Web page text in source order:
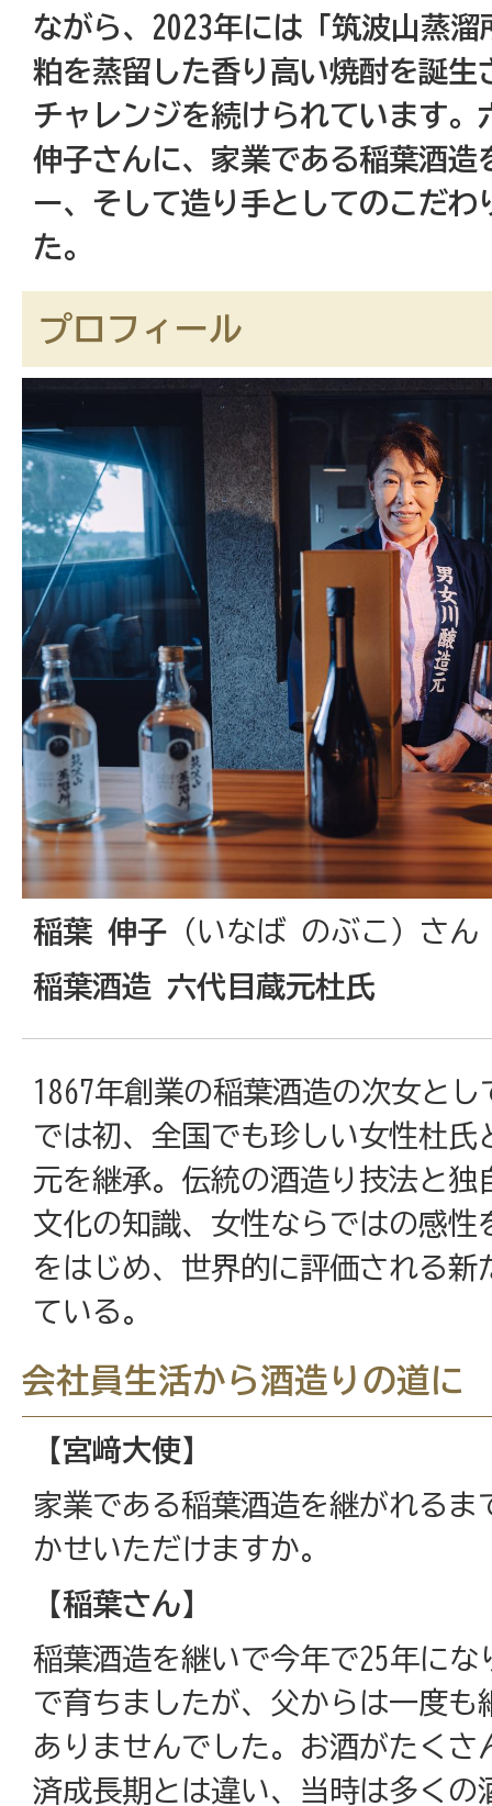
ながら、2023年には「筑波山蒸
粕を蒸留した香り高い焼酎を誕生
チャレンジを続けられています。
伸子さんに、家業である稲葉酒造
ー、そして造り手としてのこだわ
た。
プロフィール
稲葉 伸子 （いなば のぶこ）さん
稲葉酒造 六代目蔵元杜氏
1867年創業の稲葉酒造の次女と
では初、全国でも珍しい女性杜氏
元を継承。伝統の酒造り技法と独
文化の知識、女性ならではの感性
をはじめ、世界的に評価される新
ている。
会社員生活から酒造りの道に
【宮﨑大使】
家業である稲葉酒造を継がれるま
かせいただけますか。
【稲葉さん】
稲葉酒造を継いで今年で25年にな
で育ちましたが、父からは一度も
ありませんでした。お酒がたくさ
済成長期とは違い、当時は多くの